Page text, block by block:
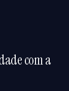
com a